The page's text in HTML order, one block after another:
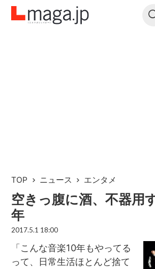
TOP ニュース エンタメ
空きっ腹に酒、不器用
年
2017.5.1 18:00
「こんな音楽10年もやってる
って、日常生活ほとんど捨て